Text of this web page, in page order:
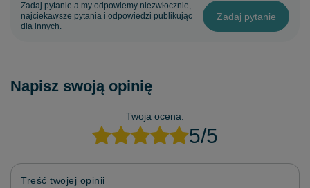
Zadaj pytanie a my odpowiemy niezwłocznie,
najciekawsze pytania i odpowiedzi publikując
dla innych.
Zadaj pytanie
Napisz swoją opinię
Twoja ocena:
5/5
Treść twojej opinii